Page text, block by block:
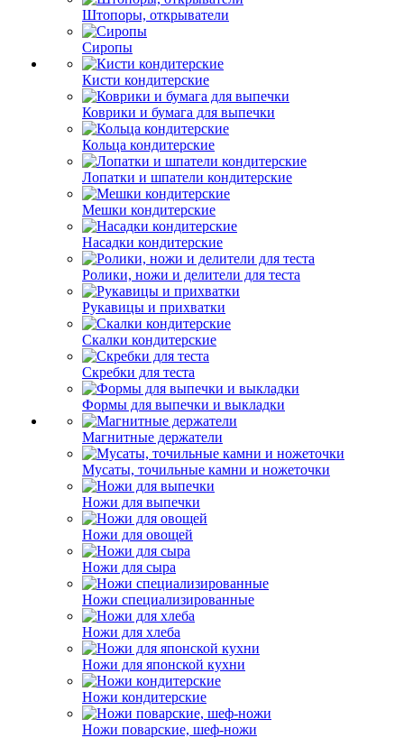
Штопоры, открыватели
Сиропы
Кисти кондитерские
Коврики и бумага для выпечки
Кольца кондитерские
Лопатки и шпатели кондитерские
Мешки кондитерские
Насадки кондитерские
Ролики, ножи и делители для теста
Рукавицы и прихватки
Скалки кондитерские
Скребки для теста
Формы для выпечки и выкладки
Магнитные держатели
Мусаты, точильные камни и ножеточки
Ножи для выпечки
Ножи для овощей
Ножи для сыра
Ножи специализированные
Ножи для хлеба
Ножи для японской кухни
Ножи кондитерские
Ножи поварские, шеф-ножи